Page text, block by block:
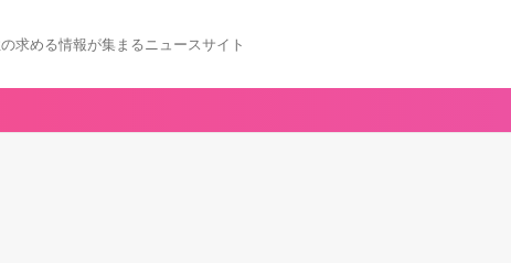
求める情報が集まるニュースサイト